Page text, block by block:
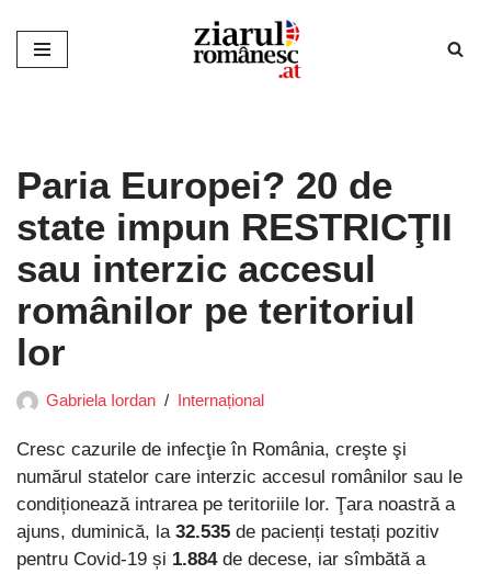
Sari
Paria Europei? 20 de
state impun RESTRICŢII
sau interzic accesul
românilor pe teritoriul
lor
Gabriela Iordan Internațional
Cresc cazurile de infecţie în România, creşte şi
numărul statelor care interzic accesul românilor sau le
condiționează intrarea pe teritoriile lor. Ţara noastră a
ajuns, duminică, la 32.535 de pacienți testați pozitiv
pentru Covid-19 și 1.884de decese, iar sîmbătă a